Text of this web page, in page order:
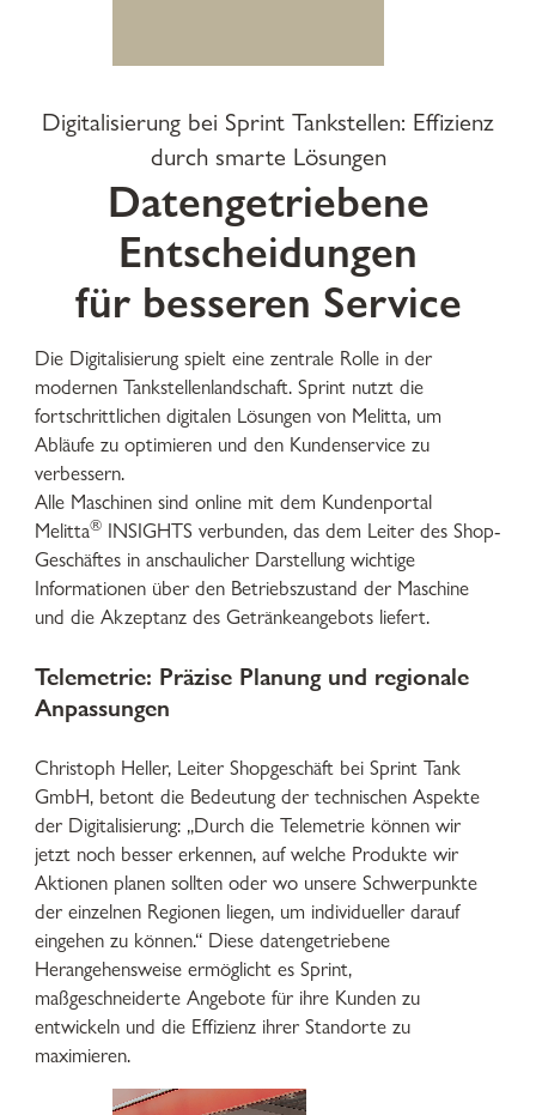
Digitalisierung bei Sprint Tankstellen: Effizienz
durch smarte Lösungen
Datengetriebene
Entscheidungen
für besseren Service
Die Digitalisierung spielt eine zentrale Rolle in der
modernen Tankstellenlandschaft. Sprint nutzt die
fortschrittlichen digitalen Lösungen von Melitta, um
Abläufe zu optimieren und den Kundenservice zu
verbessern.
Alle Maschinen sind online mit dem Kundenportal
Melitta® INSIGHTS verbunden, das dem Leiter des Shop-
Geschäftes in anschaulicher Darstellung wichtige
Informationen über den Betriebszustand der Maschine
und die Akzeptanz des Getränkeangebots liefert.
Telemetrie: Präzise Planung und regionale
Anpassungen
Christoph Heller, Leiter Shopgeschäft bei Sprint Tank
GmbH, betont die Bedeutung der technischen Aspekte
der Digitalisierung: „Durch die Telemetrie können wir
jetzt noch besser erkennen, auf welche Produkte wir
Aktionen planen sollten oder wo unsere Schwerpunkte
der einzelnen Regionen liegen, um individueller darauf
eingehen zu können.“ Diese datengetriebene
Herangehensweise ermöglicht es Sprint,
maßgeschneiderte Angebote für ihre Kunden zu
entwickeln und die Effizienz ihrer Standorte zu
maximieren.